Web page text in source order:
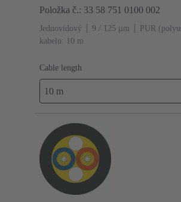
Položka č.: 33 58 751 0100 002
Jednovidový 9 / 125 µm PUR
kabelu: 10 m
Cable length
10 m